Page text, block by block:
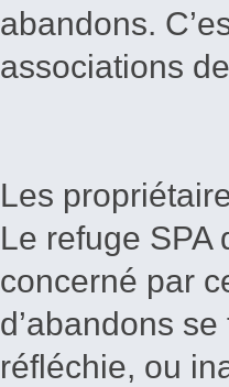
abandons.
associations
Les
Le refuge SPA
concerné par
d’abandons
réfléchie, ou